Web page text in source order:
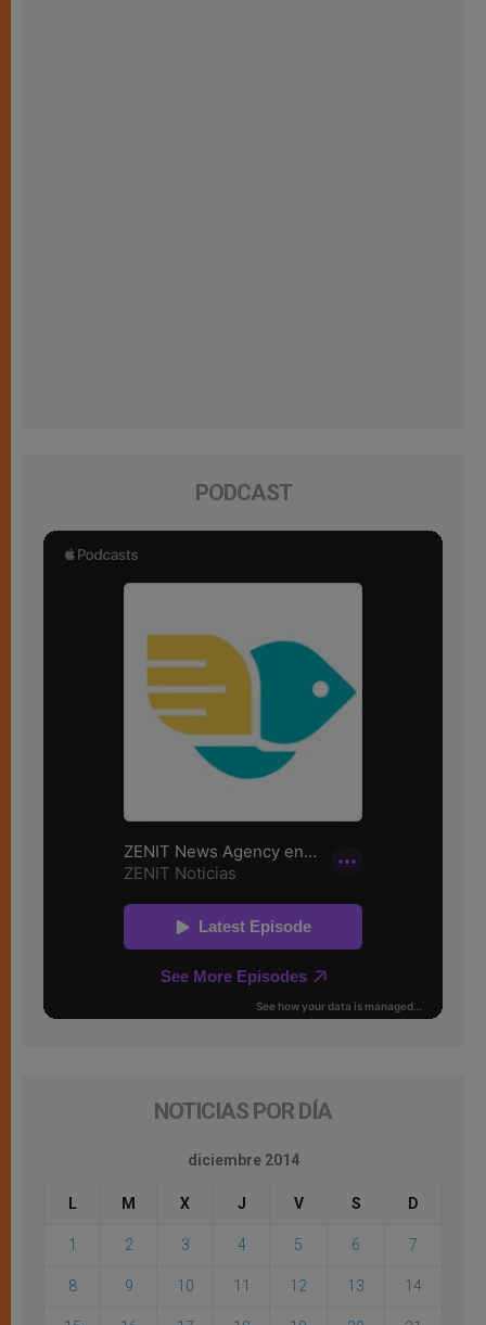
PODCAST
NOTICIAS POR DÍA
diciembre 2014
L M X J V S D
1 2 3 4 5 6 7
8 9 10 11 12 13 14